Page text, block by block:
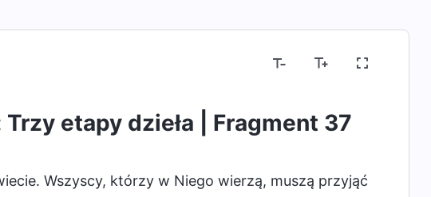
Znajomość dzieła Bożego Usposobienie Boga
etapy dzieła | Fragment 37
Wszyscy, którzy w Niego wierzą, muszą przyjąć